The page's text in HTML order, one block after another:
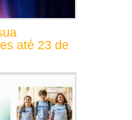
até 23 de